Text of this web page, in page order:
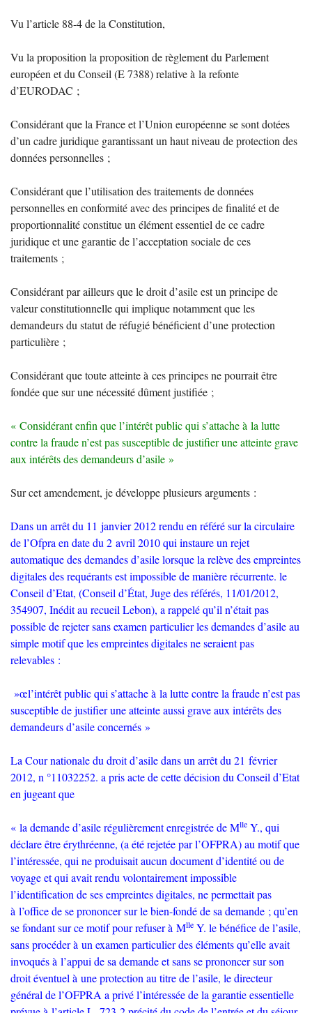
Vu l’article 88-4 de la Constitution,
Vu la proposition la proposition de règlement du Parlement
européen et du Conseil (E 7388) relative à la refonte
d’EURODAC ;
Considérant que la France et l’Union européenne se sont dotées
d’un cadre juridique garantissant un haut niveau de protection des
données personnelles ;
Considérant que l’utilisation des traitements de données
personnelles en conformité avec des principes de finalité et de
proportionnalité constitue un élément essentiel de ce cadre
juridique et une garantie de l’acceptation sociale de ces
traitements ;
Considérant par ailleurs que le droit d’asile est un principe de
valeur constitutionnelle qui implique notamment que les
demandeurs du statut de réfugié bénéficient d’une protection
particulière ;
Considérant que toute atteinte à ces principes ne pourrait être
fondée que sur une nécessité dûment justifiée ;
« Considérant enfin que l’intérêt public qui s’attache à la lutte
contre la fraude n’est pas susceptible de justifier une atteinte grave
aux intérêts des demandeurs d’asile »
Sur cet amendement, je développe plusieurs arguments :
Dans un arrêt du 11 janvier 2012 rendu en référé sur la circulaire
de l’Ofpra en date du 2 avril 2010 qui instaure un rejet
automatique des demandes d’asile lorsque la relève des empreintes
digitales des requérants est impossible de manière récurrente. le
Conseil d’Etat, (Conseil d’État, Juge des référés, 11/01/2012,
354907, Inédit au recueil Lebon), a rappelé qu’il n’était pas
possible de rejeter sans examen particulier les demandes d’asile au
simple motif que les empreintes digitales ne seraient pas
relevables :
»œl’intérêt public qui s’attache à la lutte contre la fraude n’est pas
susceptible de justifier une atteinte aussi grave aux intérêts des
demandeurs d’asile concernés »
La Cour nationale du droit d’asile dans un arrêt du 21 février
2012, n °11032252. a pris acte de cette décision du Conseil d’Etat
en jugeant que
« la demande d’asile régulièrement enregistrée de Mlle Y., qui
déclare être érythréenne, (a été rejetée par l’OFPRA) au motif que
l’intéressée, qui ne produisait aucun document d’identité ou de
voyage et qui avait rendu volontairement impossible
l’identification de ses empreintes digitales, ne permettait pas
à l’office de se prononcer sur le bien-fondé de sa demande ; qu’en
se fondant sur ce motif pour refuser à Mlle Y. le bénéfice de l’asile,
sans procéder à un examen particulier des éléments qu’elle avait
invoqués à l’appui de sa demande et sans se prononcer sur son
droit éventuel à une protection au titre de l’asile, le directeur
général de l’OFPRA a privé l’intéressée de la garantie essentielle